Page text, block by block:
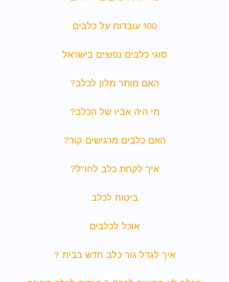
100 עובדות על כלבים
סוגי כלבים נפוצים בישראל
האם מותר מלון לכלב?
מי היה אביו של הכלב?
האם כלבים מרגישים קור?
איך לקחת כלב לחו"ל?
ביטוח לכלב
אוכל לכלבים
איך לגדל גור כלב חדש בבית ?